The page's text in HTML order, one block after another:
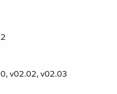
v02.02, v02.03